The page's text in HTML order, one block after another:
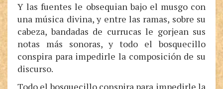
Y las fuentes le obsequian bajo el musgo con
una música divina, y entre las ramas, sobre su
cabeza, bandadas de currucas le gorjean sus
notas más sonoras, y todo el bosquecillo
conspira para impedirle la composición de su
discurso.
Todo el bosquecillo conspira para impedirle la